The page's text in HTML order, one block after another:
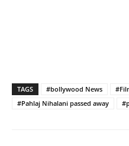
TAGS #bollywood News
#Pahlaj Nihalani passed away